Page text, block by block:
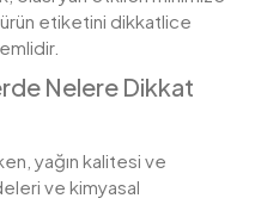
etiketini dikkatlice
Nelere Dikkat
yağın kalitesi ve
ve kimyasal